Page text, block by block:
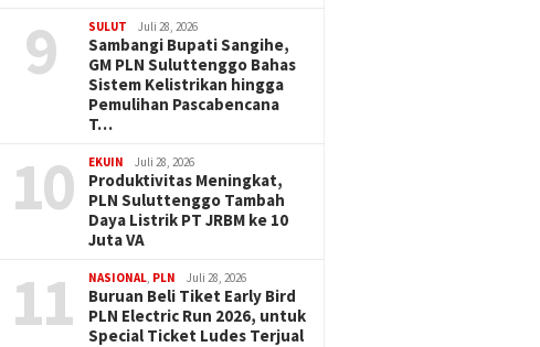
9 SULUT Juli 28, 2026
Sambangi Bupati Sangihe,
GM PLN Suluttenggo Bahas
Sistem Kelistrikan hingga
Pemulihan Pascabencana
T…
10 EKUIN Juli 28, 2026
Produktivitas Meningkat,
PLN Suluttenggo Tambah
Daya Listrik PT JRBM ke 10
Juta VA
11 NASIONAL PLN Juli 28, 2026
Buruan Beli Tiket Early Bird
PLN Electric Run 2026, untuk
Special Ticket Ludes Terjual